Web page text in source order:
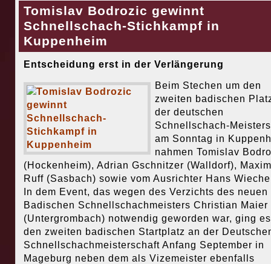
Tomislav Bodrozic gewinnt
Schnellschach-Stichkampf in
Kuppenheim
Entscheidung erst in der Verlängerung
Beim Stechen um den
zweiten badischen
der deutschen
Schnellschach-
am Sonntag in
nahmen Tomislav
(Hockenheim), Adrian Gschnitzer (Walldorf),
Ruff (Sasbach) sowie vom Ausrichter Hans
In dem Event, das wegen des Verzichts des neuen
Badischen Schnellschachmeisters Christian Maier
(Untergrombach) notwendig geworden war, ging
den zweiten badischen Startplatz an der
Schnellschachmeisterschaft Anfang September in
Mageburg neben dem als Vizemeister ebenfalls